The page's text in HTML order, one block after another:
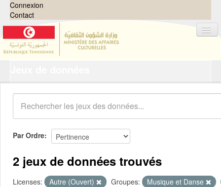
Connexion
Contact
Organisations
Groupes
Demandes 0
À propos
Par Ordre
2 jeux de données trouvés
Licenses: Autre (Ouvert) Groupes:
Musique et Danse